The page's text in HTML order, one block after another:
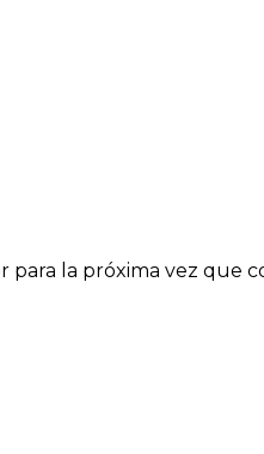
para la próxima vez que